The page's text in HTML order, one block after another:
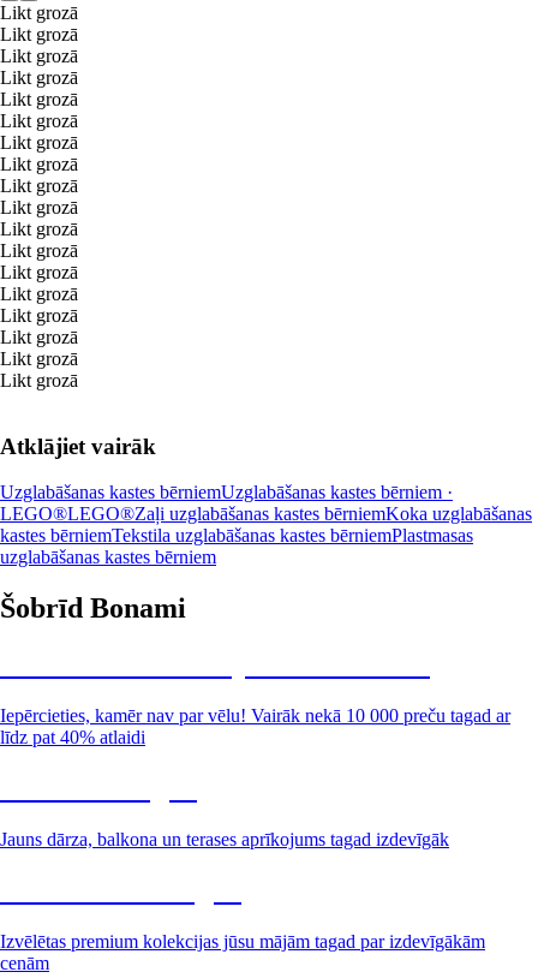
Likt grozā
Likt grozā
Likt grozā
Likt grozā
Likt grozā
Likt grozā
Likt grozā
Likt grozā
Likt grozā
Likt grozā
Likt grozā
Likt grozā
Likt grozā
Likt grozā
Likt grozā
Likt grozā
Likt grozā
Likt grozā
Atklājiet vairāk
Uzglabāšanas kastes bērniemUzglabāšanas kastes bērniem ·
LEGO®LEGO®Zaļi uzglabāšanas kastes bērniemKoka uzglabāšanas
kastes bērniemTekstila uzglabāšanas kastes bērniemPlastmasas
uzglabāšanas kastes bērniem
Šobrīd Bonami
Iepērcieties, kamēr nav par vēlu! Vairāk nekā 10 000 preču tagad ar
līdz pat 40% atlaidi
Jauns dārza, balkona un terases aprīkojums tagad izdevīgāk
Izvēlētas premium kolekcijas jūsu mājām tagad par izdevīgākām
cenām